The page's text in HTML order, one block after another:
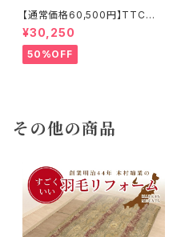
【通常価格60,500円】TTC立
体 羽毛ふとん ダウン85％ 1.2k
g 150×210cm
¥30,250
50%OFF
その他の商品